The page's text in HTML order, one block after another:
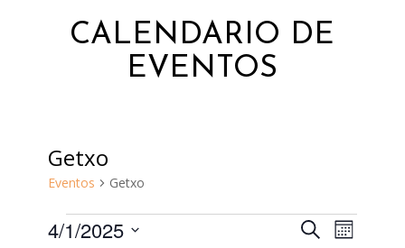
CALENDARIO DE
EVENTOS
Getxo
Eventos Getxo
Eventos Buscar
Mes
4/1/2025